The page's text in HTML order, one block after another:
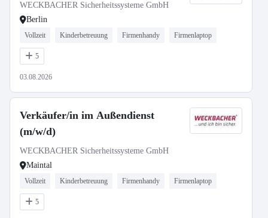
WECKBACHER Sicherheitssysteme GmbH
Berlin
Vollzeit Kinderbetreuung Firmenhandy Firmenlaptop
5
03.08.2026
Verkäufer/in im Außendienst
(m/w/d)
WECKBACHER Sicherheitssysteme GmbH
Maintal
Vollzeit Kinderbetreuung Firmenhandy Firmenlaptop
5